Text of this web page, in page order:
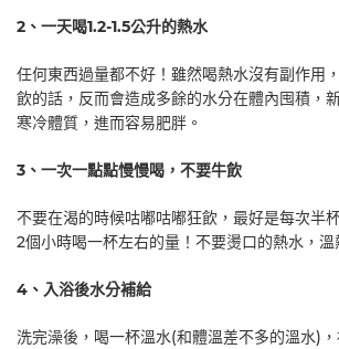
2 、一天喝1.2-1.5公升的熱水
任何東西過量都不好！雖然喝熱水沒有副作用
飲的話，反而會造成多餘的水分在體內囤積，
寒冷體質，進而容易肥胖。
3 、一次一點點慢慢喝，不要牛飲
不要在渴的時候咕嘟咕嘟狂飲，最好是每次半
2個小時喝一杯左右的量！不要燙口的熱水，溫
4 、入浴後水分補給
洗完澡後，喝一杯溫水(和體溫差不多的溫水)